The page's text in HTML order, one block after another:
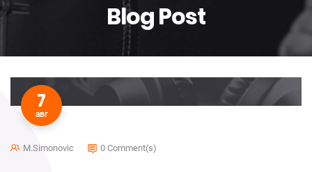
Blog Post
7
авг
M.simonovic 0 Comment(s)